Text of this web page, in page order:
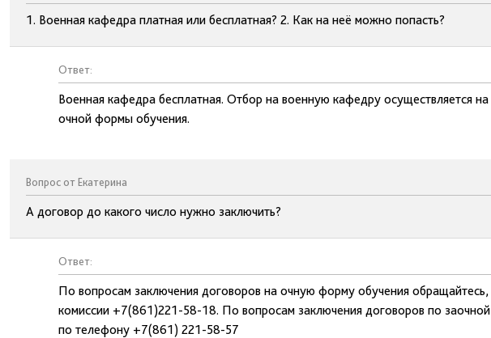
1. Военная кафедра платная или бесплатная? 2. Как на неё можно попасть?
Ответ:
Военная кафедра бесплатная. Отбор на военную кафедру осуществляется
очной формы обучения.
Вопрос от Екатерина
А договор до какого число нужно заключить?
Ответ:
По вопросам заключения договоров на очную форму обучения
комиссии +7(861)221-58-18. По вопросам заключения договоров по
по телефону +7(861) 221-58-57